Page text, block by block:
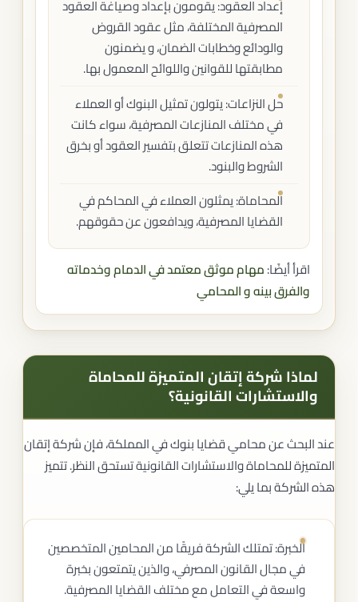
إعداد العقود: يقومون بإعداد وصياغة العقود
المصرفية المختلفة، مثل عقود القروض
والودائع وخطابات الضمان، و يضمنون
مطابقتها للقوانين واللوائح المعمول بها.
حل النزاعات: يتولون تمثيل البنوك أو العملاء
في مختلف المنازعات المصرفية، سواء كانت
هذه المنازعات تتعلق بتفسير العقود أو بخرق
الشروط والبنود.
المحاماة: يمثلون العملاء في المحاكم في
القضايا المصرفية، ويدافعون عن حقوقهم.
اقرأ أيضًا:مهام موثق معتمد في الدمام وخدماته
والفرق بينه و المحامي
لماذا شركة إتقان المتميزة للمحاماة
والاستشارات القانونية؟
عند البحث عن محامي قضايا بنوك في المملكة، فإن شركة إتقان
المتميزة للمحاماة والاستشارات القانونية تستحق النظر. تتميز
هذه الشركة بما يلي:
الخبرة: تمتلك الشركة فريقًا من المحامين المتخصصين
في مجال القانون المصرفي، والذين يتمتعون بخبرة
واسعة في التعامل مع مختلف القضايا المصرفية.